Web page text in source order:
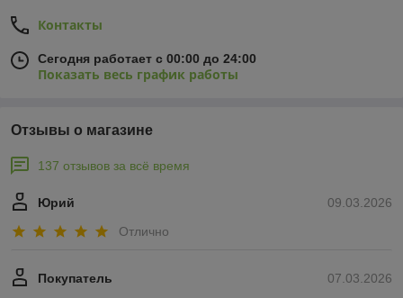
Контакты
Сегодня работает с 00:00 до 24:00
Показать весь график работы
Отзывы о магазине
137 отзывов за всё время
09.03.2026
Юрий
Отлично
07.03.2026
Покупатель